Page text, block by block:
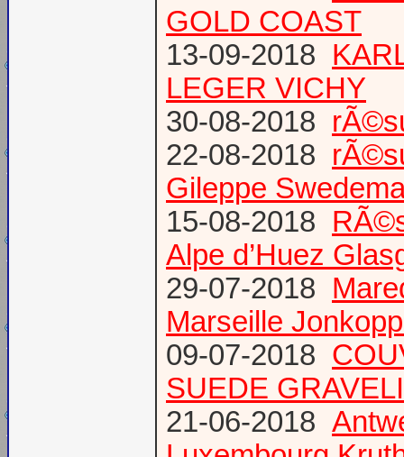
GOLD COAST
13-09-2018
LEGER VICHY
30-08-2018
22-08-2018
Gileppe
15-08-2018
Alpe d’Huez
29-07-2018
Marseille
09-07-2018
SUEDE
21-06-2018